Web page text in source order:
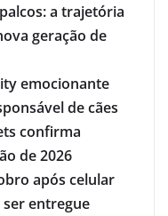
a trajetória
geração de
emocionante
de cães
confirma
de 2026
após celular
entregue